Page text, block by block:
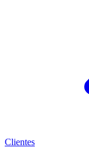
Clientes